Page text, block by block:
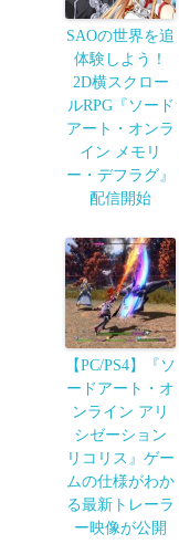
SAOの世界を追
体験しよう！
2D横スクロー
ルRPG『ソード
アート・オンラ
イン メモリ
ー・デフラグ』
配信開始
【PC/PS4】『ソ
ードアート・オ
ンライン アリ
シゼーション
リコリス』ゲー
ムの仕様がわか
る最新トレーラ
ー映像が公開